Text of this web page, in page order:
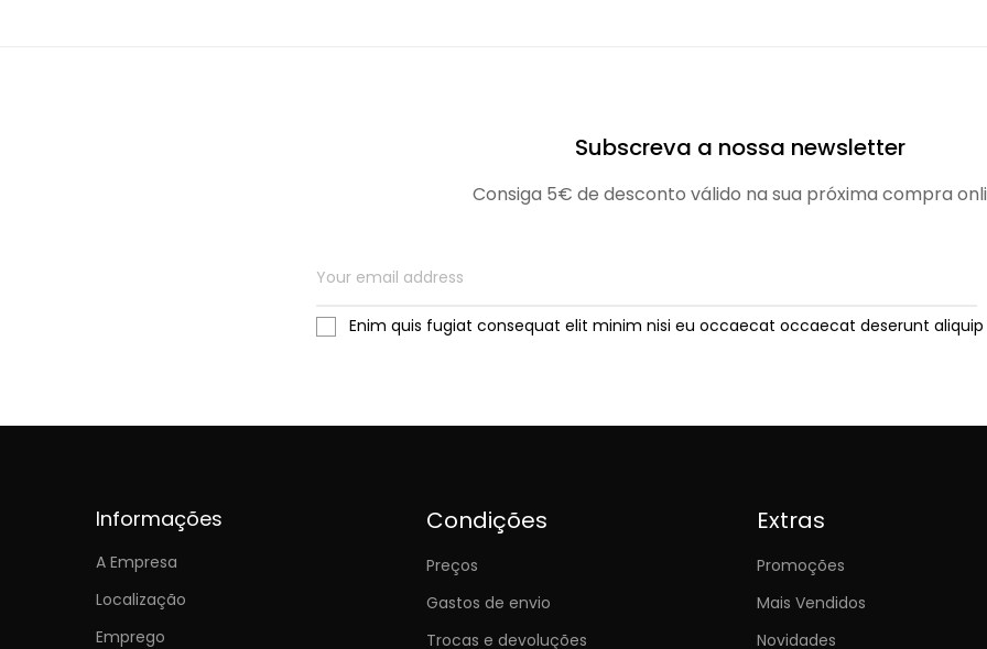
Subscreva a nossa newsletter
Consiga 5€ de desconto válido na sua próxima compra
Enim quis fugiat consequat elit minim nisi eu occaecat occaecat deserunt aliquip
Informações
A Empresa
Localização
Emprego
Condições
Preços
Gastos de envio
Trocas e devoluções
Extras
Promoções
Mais Vendidos
Novidades